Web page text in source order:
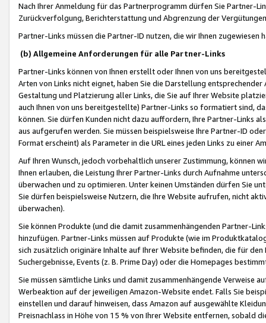
Nach Ihrer Anmeldung für das Partnerprogramm dürfen Sie Partner-
Zurückverfolgung, Berichterstattung und Abgrenzung der
Partner-Links müssen die Partner-ID nutzen, die wir Ihnen zugewiesen
(b) Allgemeine Anforderungen für alle Partner-Links
Partner-Links können von Ihnen erstellt oder Ihnen von uns
Arten von Links nicht eignet, haben Sie die Darstellung
Gestaltung und Platzierung aller Links, die Sie auf Ihrer Website
auch Ihnen von uns bereitgestellte) Partner-Links so formatiert sind,
können. Sie dürfen Kunden nicht dazu auffordern, Ihre Partner-Links
aus aufgerufen werden. Sie müssen beispielsweise Ihre Partner-ID
Format erscheint) als Parameter in die URL eines jeden Links zu einer
Auf Ihren Wunsch, jedoch vorbehaltlich unserer Zustimmung, können
Ihnen erlauben, die Leistung Ihrer Partner-Links durch Aufnahme
überwachen und zu optimieren. Unter keinen Umständen dürfen Sie
Sie dürfen beispielsweise Nutzern, die Ihre Website aufrufen, nicht
überwachen).
Sie können Produkte (und die damit zusammenhängenden Partner-
hinzufügen. Partner-Links müssen auf Produkte (wie im
sich zusätzlich originäre Inhalte auf Ihrer Website befinden, die für
Suchergebnisse, Events (z. B. Prime Day) oder die Homepages
Sie müssen sämtliche Links und damit zusammenhängende
Werbeaktion auf der jeweiligen Amazon-Website endet. Falls Sie
einstellen und darauf hinweisen, dass Amazon auf ausgewählte
Preisnachlass in Höhe von 15 % von Ihrer Website entfernen, sobald